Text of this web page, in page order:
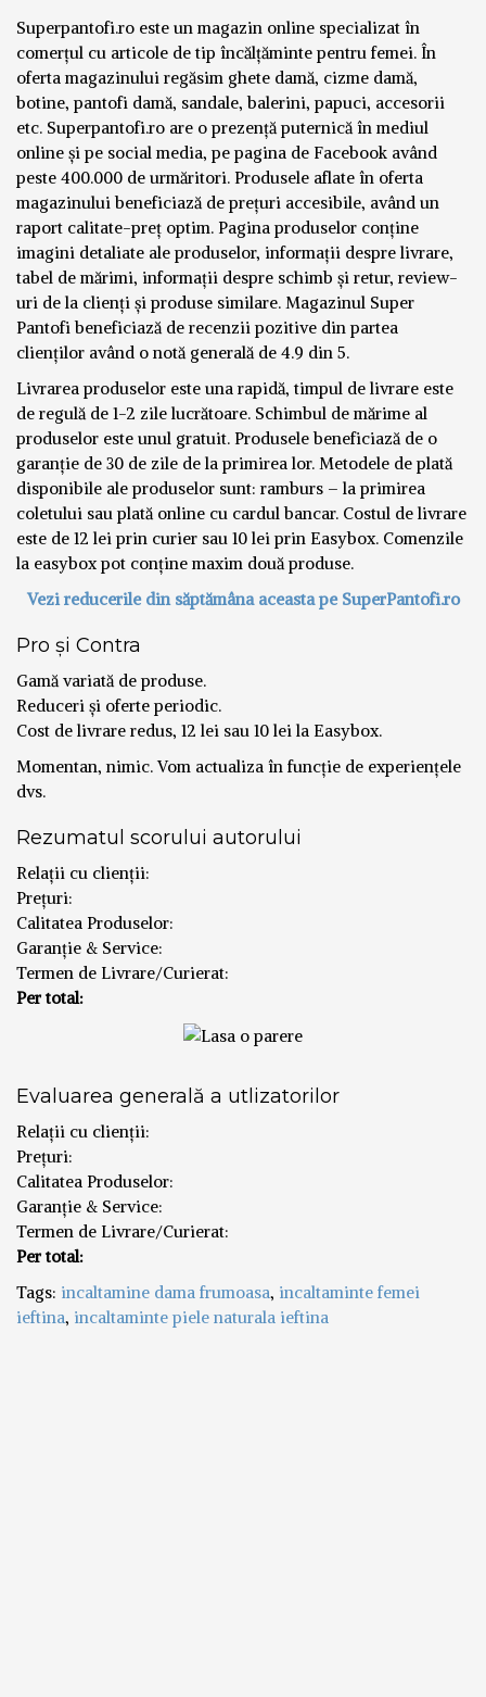
Superpantofi.ro este un magazin online specializat în
comerțul cu articole de tip încălțăminte pentru femei. În
oferta magazinului regăsim ghete damă, cizme damă,
botine, pantofi damă, sandale, balerini, papuci, accesorii
etc. Superpantofi.ro are o prezență puternică în mediul
online și pe social media, pe pagina de Facebook având
peste 400.000 de urmăritori. Produsele aflate în oferta
magazinului beneficiază de prețuri accesibile, având un
raport calitate-preț optim. Pagina produselor conține
imagini detaliate ale produselor, informații despre livrare,
tabel de mărimi, informații despre schimb și retur, review-
uri de la clienți și produse similare. Magazinul Super
Pantofi beneficiază de recenzii pozitive din partea
clienților având o notă generală de 4.9 din 5.
Livrarea produselor este una rapidă, timpul de livrare este
de regulă de 1-2 zile lucrătoare. Schimbul de mărime al
produselor este unul gratuit. Produsele beneficiază de o
garanție de 30 de zile de la primirea lor. Metodele de plată
disponibile ale produselor sunt: ramburs – la primirea
coletului sau plată online cu cardul bancar. Costul de livrare
este de 12 lei prin curier sau 10 lei prin Easybox. Comenzile
la easybox pot conține maxim două produse.
Vezi reducerile din săptămâna aceasta pe SuperPantofi.ro
Pro și Contra
Gamă variată de produse.
Reduceri și oferte periodic.
Cost de livrare redus, 12 lei sau 10 lei la Easybox.
Momentan, nimic. Vom actualiza în funcție de experiențele
dvs.
Rezumatul scorului autorului
Relații cu clienții:
Prețuri:
Calitatea Produselor:
Garanție & Service:
Termen de Livrare/Curierat:
Per total:
Evaluarea generală a utlizatorilor
Relații cu clienții:
Prețuri:
Calitatea Produselor:
Garanție & Service:
Termen de Livrare/Curierat:
Per total:
Tags: incaltamine dama frumoasa, incaltaminte femei
ieftina, incaltaminte piele naturala ieftina